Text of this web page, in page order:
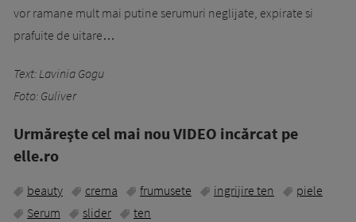
vor ramane mult mai putine serumuri neglijate, expirate si
prafuite de uitare…
Text: Lavinia Gogu
Foto: Guliver
Urmăreşte cel mai nou VIDEO incărcat pe
elle.ro
beauty crema frumusete ingrijire ten
piele
Serum
slider ten